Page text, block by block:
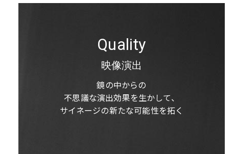
Quality
映像演出
鏡の中からの
不思議な演出効果を生かして、
サイネージの新たな可能性を拓く